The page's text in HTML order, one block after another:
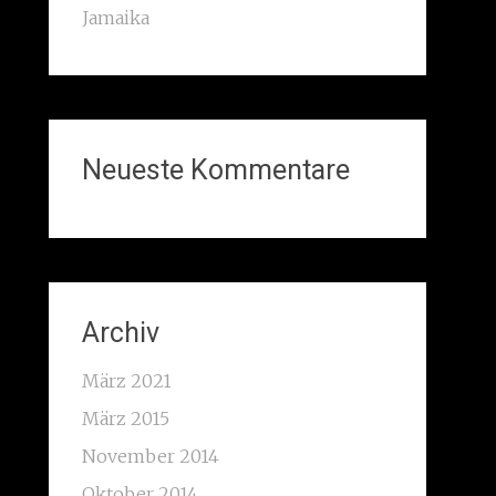
Jamaika
Neueste Kommentare
Archiv
März 2021
März 2015
November 2014